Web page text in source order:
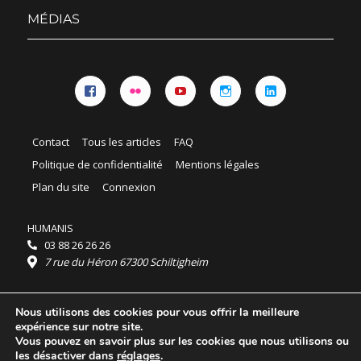
MÉDIAS
Contact Tous les articles
FAQ
Politique de confidentialité
Mentions légales
Plan du site
Connexion
HUMANIS
03 88 26 26 26
7 rue du Héron 67300 Schiltigheim
Horaires :
HUMANIS : du lundi au vendredi 9h - 18h
Ordidocaz : du lundi au vendredi 8h - 19h
© 2025 HUMANIS, tous droits réservés.
Nous utilisons des cookies pour vous offrir la meilleure
expérience sur notre site.
Vous pouvez en savoir plus sur les cookies que nous utilisons ou
les désactiver dans réglages.